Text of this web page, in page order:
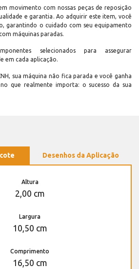
movimento com nossas peças de reposição
e garantia. Ao adquirir este item, você
garantindo o cuidado com seu equipamento
máquinas paradas.
selecionados para assegurar
em cada aplicação.
sua máquina não fica parada e você ganha
que realmente importa: o sucesso da sua
Desenhos da Aplicação
Altura
2,00 cm
Largura
10,50 cm
Comprimento
16,50 cm